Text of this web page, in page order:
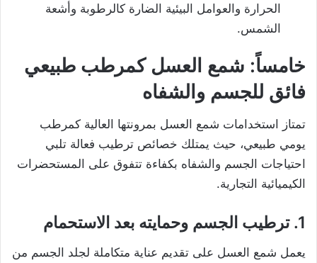
الحرارة والعوامل البيئية الضارة كالرطوبة وأشعة
الشمس.
خامساً: شمع العسل كمرطب طبيعي
فائق للجسم والشفاه
تمتاز استخدامات شمع العسل بمرونتها العالية كمرطب
يومي طبيعي، حيث يمتلك خصائص ترطيب فعالة تلبي
احتياجات الجسم والشفاه بكفاءة تتفوق على المستحضرات
الكيميائية التجارية.
1. ترطيب الجسم وحمايته بعد الاستحمام
يعمل شمع العسل على تقديم عناية متكاملة لجلد الجسم من